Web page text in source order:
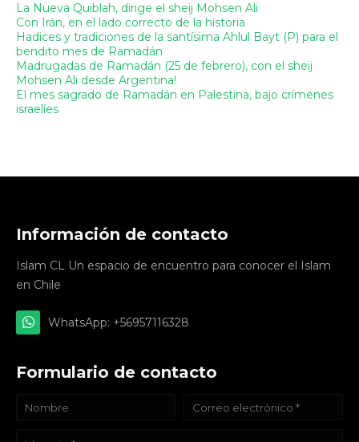
La Nueva Quiblah, dirige el sheij Mohsen Ali
Con Irán, en el lado correcto de la historia
Hadices y tradiciones de la santísima Ahlul Bayt (P) para el
bendito mes de Ramadán
Madrugadas de Ramadán (25 de febrero), con el sheij
Mohsen Ali desde Argentina!
El mes sagrado de Ramadán en Palestina, bajo crímenes
israelíes
Información de contacto
Islam CL Un espacio de encuentro para conocer el Islam
en Chile
WhatsApp: +56957116328
Formulario de contacto